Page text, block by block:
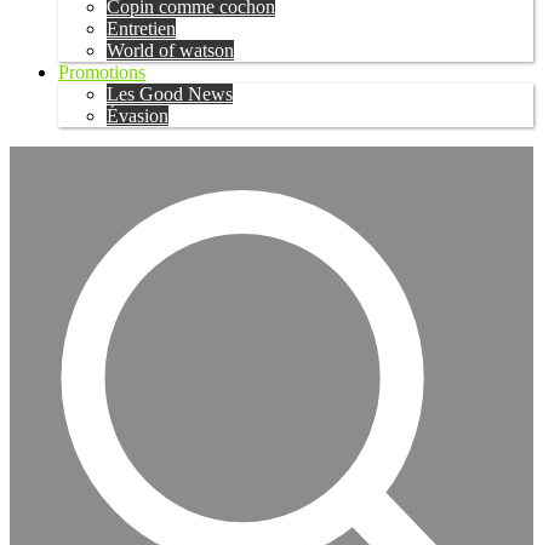
Copin comme cochon
Entretien
World of watson
Promotions
Les Good News
Évasion